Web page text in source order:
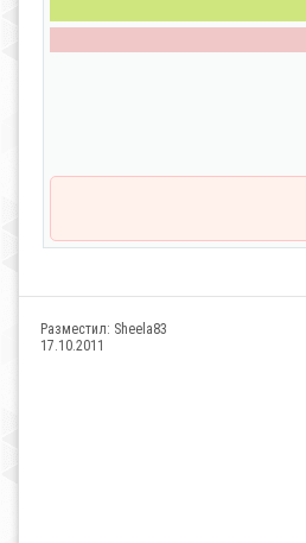
Разместил: Sheela83
17.10.2011